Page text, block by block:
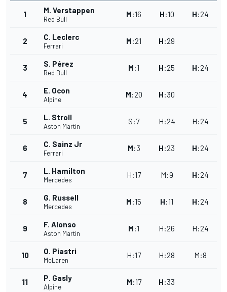
1 M. Verstappen
Red Bull
M:16 H:10 H:24
2 C. Leclerc
Ferrari
M:21 H:29
3 S. Pérez
Red Bull
M:1 H:25 H:24
4 E. Ocon
Alpine
M:20 H:30
5 L. Stroll
Aston Martin
S:7 H:24 H:24
6 C. Sainz Jr
Ferrari
M:3 H:23 H:24
7 L. Hamilton
Mercedes
H:17 M:9 H:24
8 G. Russell
Mercedes
M:15 H:11 H:24
9 F. Alonso
Aston Martin
M:1 H:26 H:24
10 O. Piastri
McLaren
H:17 H:28 M:8
11 P. Gasly
Alpine
M:17 H:33